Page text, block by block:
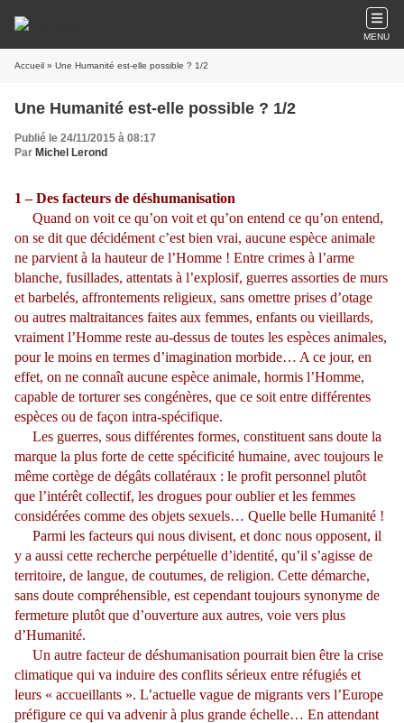
MENU
Accueil » Une Humanité est-elle possible ? 1/2
Une Humanité est-elle possible ? 1/2
Publié le 24/11/2015 à 08:17
Par Michel Lerond
1 – Des facteurs de déshumanisation
Quand on voit ce qu’on voit et qu’on entend ce qu’on entend,
on se dit que décidément c’est bien vrai, aucune espèce animale
ne parvient à la hauteur de l’Homme ! Entre crimes à l’arme
blanche, fusillades, attentats à l’explosif, guerres assorties de murs
et barbelés, affrontements religieux, sans omettre prises d’otage
ou autres maltraitances faites aux femmes, enfants ou vieillards,
vraiment l’Homme reste au-dessus de toutes les espèces animales,
pour le moins en termes d’imagination morbide… A ce jour, en
effet, on ne connaît aucune espèce animale, hormis l’Homme,
capable de torturer ses congénères, que ce soit entre différentes
espèces ou de façon intra-spécifique.
Les guerres, sous différentes formes, constituent sans doute la
marque la plus forte de cette spécificité humaine, avec toujours le
même cortège de dégâts collatéraux : le profit personnel plutôt
que l’intérêt collectif, les drogues pour oublier et les femmes
considérées comme des objets sexuels… Quelle belle Humanité !
Parmi les facteurs qui nous divisent, et donc nous opposent, il
y a aussi cette recherche perpétuelle d’identité, qu’il s’agisse de
territoire, de langue, de coutumes, de religion. Cette démarche,
sans doute compréhensible, est cependant toujours synonyme de
fermeture plutôt que d’ouverture aux autres, voie vers plus
d’Humanité.
Un autre facteur de déshumanisation pourrait bien être la crise
climatique qui va induire des conflits sérieux entre réfugiés et
leurs « accueillants ». L’actuelle vague de migrants vers l’Europe
préfigure ce qui va advenir à plus grande échelle… En attendant